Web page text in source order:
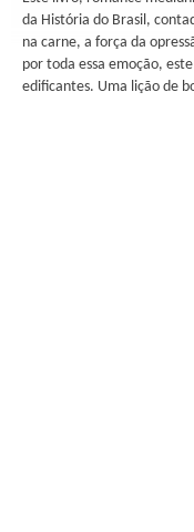
da História do Brasil,
na carne, a força da
por toda essa emoção,
edificantes. Uma lição de